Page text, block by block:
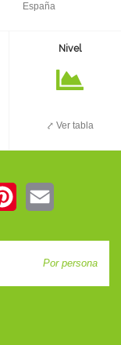
España
Nivel
⤤ Ver tabla
Pinterest
Por persona